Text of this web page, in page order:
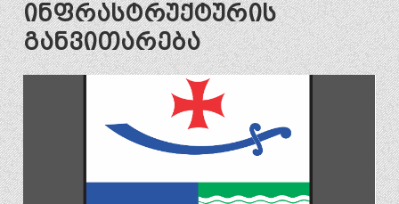
ინფრასტრუქტურის
განვითარება